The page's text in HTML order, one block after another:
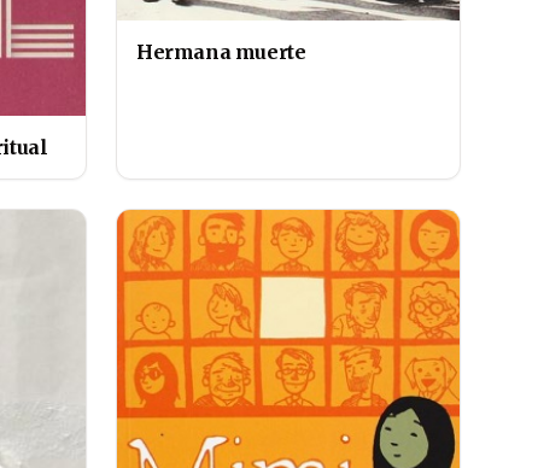
Hermana muerte